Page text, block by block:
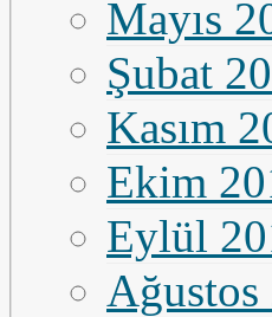
Mayıs
Şubat
Kasım
Ekim
Eylül
Ağustos